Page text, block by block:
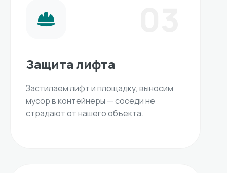
Защита лифта
Застилаем лифт и площадку, выносим
мусор в контейнеры — соседи не
страдают от нашего объекта.